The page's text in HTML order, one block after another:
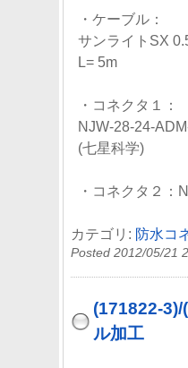
・ケーブル：
サンライトSX
L= 5m
・コネクタ１：
NJW-28-24-
(七星科学)
・コネクタ２：
カテゴリ: 防水コ
Posted 2012/05/21
(171822-3)/
ル加工